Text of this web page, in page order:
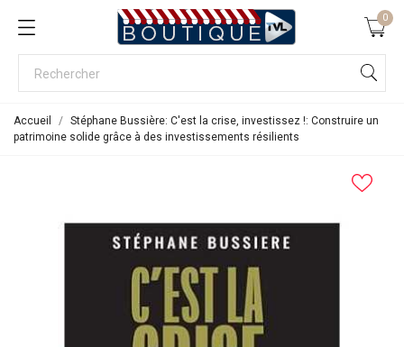
0
Accueil
Stéphane Bussière: C'est la crise, investissez !: Construire un
patrimoine solide grâce à des investissements résilients